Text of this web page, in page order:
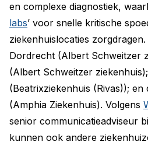
en complexe diagnostiek,
labs’ voor snelle kritische
ziekenhuislocaties
Dordrecht (Albert Schweitzer
(Albert Schweitzer
(Beatrixziekenhuis (Rivas));
(Amphia Ziekenhuis). Volgens
senior communicatieadviseur
kunnen ook andere